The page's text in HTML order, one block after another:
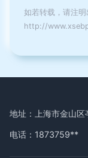
如若转载，请注明
http://
地址：上海市金山区
电话：1873759**